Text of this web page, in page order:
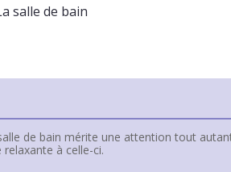
salle de bain
de bain mérite une attention tout
à celle-ci.